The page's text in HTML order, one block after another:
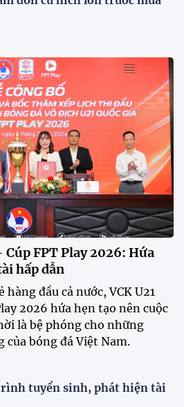
từ 5h30 sáng để mua vé
đầu Malaysia ở bán kết
người hâm mộ chào đón
Hà Nội
rạng rỡ trở về sau chiến
vé trực tiếp trận Việt Nam –